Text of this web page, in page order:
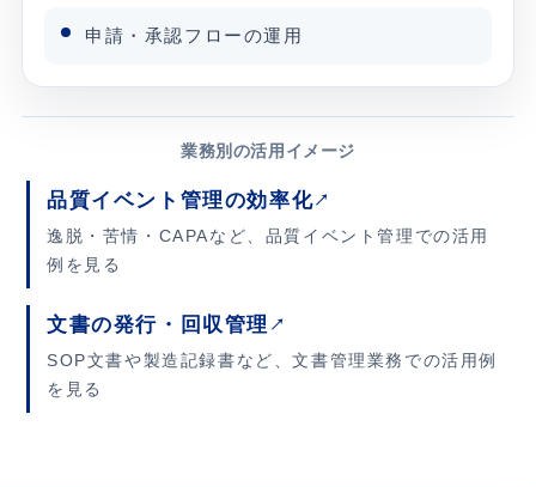
申請・承認フローの運用
業務別の活用イメージ
品質イベント管理の効率化
逸脱・苦情・CAPAなど、品質イベント管理での活用
例を見る
文書の発行・回収管理
SOP文書や製造記録書など、文書管理業務での活用例
を見る